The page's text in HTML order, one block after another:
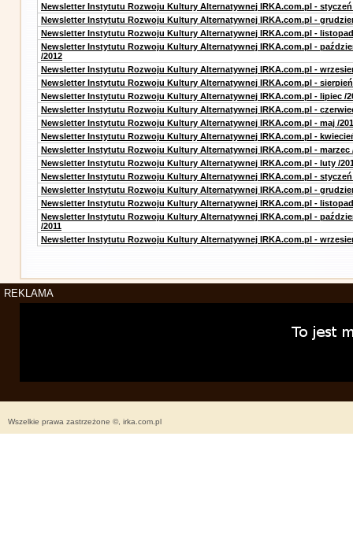
Newsletter Instytutu Rozwoju Kultury Alternatywnej IRKA.com.pl - styczeń
Newsletter Instytutu Rozwoju Kultury Alternatywnej IRKA.com.pl -
Newsletter Instytutu Rozwoju Kultury Alternatywnej IRKA.com.pl - listopad
Newsletter Instytutu Rozwoju Kultury Alternatywnej IRKA.com.pl -
/2012
Newsletter Instytutu Rozwoju Kultury Alternatywnej IRKA.com.pl -
Newsletter Instytutu Rozwoju Kultury Alternatywnej IRKA.com.pl - sierpień
Newsletter Instytutu Rozwoju Kultury Alternatywnej IRKA.com.pl - lipiec /
Newsletter Instytutu Rozwoju Kultury Alternatywnej IRKA.com.pl -
Newsletter Instytutu Rozwoju Kultury Alternatywnej IRKA.com.pl - maj /
Newsletter Instytutu Rozwoju Kultury Alternatywnej IRKA.com.pl -
Newsletter Instytutu Rozwoju Kultury Alternatywnej IRKA.com.pl - marzec
Newsletter Instytutu Rozwoju Kultury Alternatywnej IRKA.com.pl - luty /
Newsletter Instytutu Rozwoju Kultury Alternatywnej IRKA.com.pl - styczeń
Newsletter Instytutu Rozwoju Kultury Alternatywnej IRKA.com.pl -
Newsletter Instytutu Rozwoju Kultury Alternatywnej IRKA.com.pl - listopad
Newsletter Instytutu Rozwoju Kultury Alternatywnej IRKA.com.pl -
/2011
Newsletter Instytutu Rozwoju Kultury Alternatywnej IRKA.com.pl -
REKLAMA
Wszelkie prawa zastrzeżone ©, irka.com.pl